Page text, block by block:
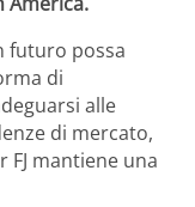
futuro possa
di
alle
di mercato,
FJ mantiene una